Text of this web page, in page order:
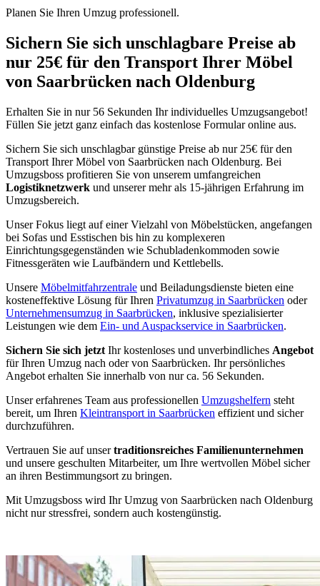
Planen Sie Ihren Umzug professionell.
Sichern Sie sich unschlagbare Preise ab
nur 25€ für den Transport Ihrer Möbel
von Saarbrücken nach Oldenburg
Erhalten Sie in nur 56 Sekunden Ihr individuelles Umzugsangebot!
Füllen Sie jetzt ganz einfach das kostenlose Formular online aus.
Sichern Sie sich unschlagbar günstige Preise ab nur 25€ für den
Transport Ihrer Möbel von Saarbrücken nach Oldenburg. Bei
Umzugsboss profitieren Sie von unserem umfangreichen
Logistiknetzwerk und unserer mehr als 15-jährigen Erfahrung im
Umzugsbereich.
Unser Fokus liegt auf einer Vielzahl von Möbelstücken, angefangen
bei Sofas und Esstischen bis hin zu komplexeren
Einrichtungsgegenständen wie Schubladenkommoden sowie
Fitnessgeräten wie Laufbändern und Kettlebells.
Unsere Möbelmitfahrzentrale und Beiladungsdienste bieten eine
kosteneffektive Lösung für Ihren Privatumzug in Saarbrücken oder
Unternehmensumzug in Saarbrücken, inklusive spezialisierter
Leistungen wie dem Ein- und Auspackservice in Saarbrücken.
Sichern Sie sich jetzt Ihr kostenloses und unverbindliches Angebot
für Ihren Umzug nach oder von Saarbrücken. Ihr persönliches
Angebot erhalten Sie innerhalb von nur ca. 56 Sekunden.
Unser erfahrenes Team aus professionellen Umzugshelfern steht
bereit, um Ihren Kleintransport in Saarbrücken effizient und sicher
durchzuführen.
Vertrauen Sie auf unsertraditionsreiches Familienunternehmen
und unsere geschulten Mitarbeiter, um Ihre wertvollen Möbel sicher
an ihren Bestimmungsort zu bringen.
Mit Umzugsboss wird Ihr Umzug von Saarbrücken nach Oldenburg
nicht nur stressfrei, sondern auch kostengünstig.